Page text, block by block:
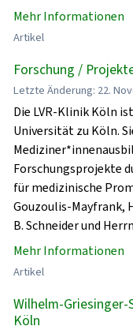
Mehr Informationen
Artikel
Forschung /
Letzte Änderung: 22.
Die LVR-Klinik Köln
Universität zu Köln.
Forschungsprojekte
für medizinische
Gouzoulis-Mayfrank,
B. Schneider und
Mehr Informationen
Artikel
Wilhelm-
Köln